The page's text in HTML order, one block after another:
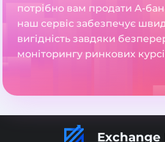
потрібно вам продати А-
наш сервіс забезпечує
вигідність завдяки
моніторингу ринкових